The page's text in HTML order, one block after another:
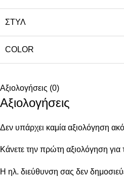
ΣΤΥΛ
COLOR
Αξιολογήσεις (0)
Αξιολογήσεις
Δεν υπάρχει καμία αξιολόγηση
Κάνετε την πρώτη αξιολόγηση
Η ηλ. διεύθυνση σας δεν